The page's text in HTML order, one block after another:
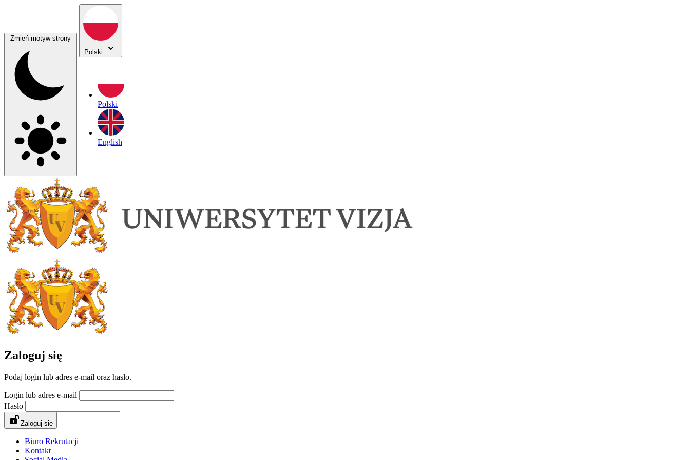
Zmień motyw strony
Polski
Polski
English
Zaloguj się
Podaj login lub adres e-mail oraz hasło.
Login lub adres e-mail
Hasło
Zaloguj się
Biuro Rekrutacji
Kontakt